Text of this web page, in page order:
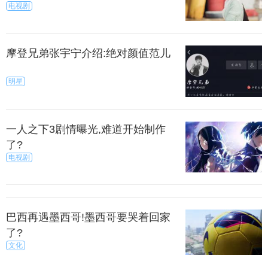
不错，仅有略微的温热感。
秀目网 / 科技 /手机
电视剧
摩登兄弟张宇宁介绍:绝对颜值范儿
明星
一人之下3剧情曝光,难道开始制作
了?
电视剧
巴西再遇墨西哥!墨西哥要哭着回家
了?
文化